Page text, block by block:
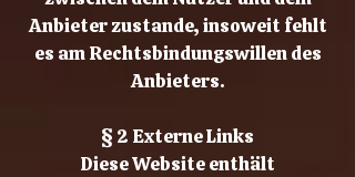
Anbieter zustande, insoweit fehlt
es am Rechtsbindungswillen des
Anbieters.
§ 2 Externe Links
Diese Website enthält